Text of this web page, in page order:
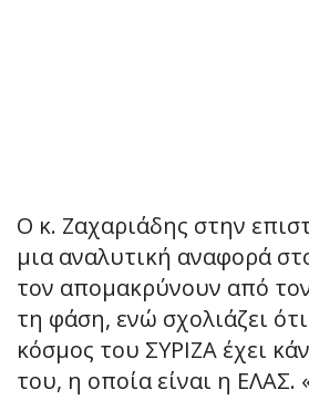
Ο κ. Ζαχαριάδης στην
μια αναλυτική αναφορά
τον απομακρύνουν από
τη φάση, ενώ σχολιάζει
κόσμος του ΣΥΡΙΖΑ έχει
του, η οποία είναι η ΕΛΑΣ.